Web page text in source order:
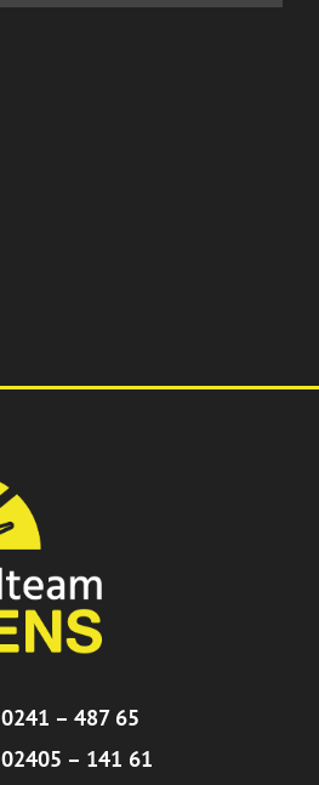
0241 – 487 65
02405 – 141 61